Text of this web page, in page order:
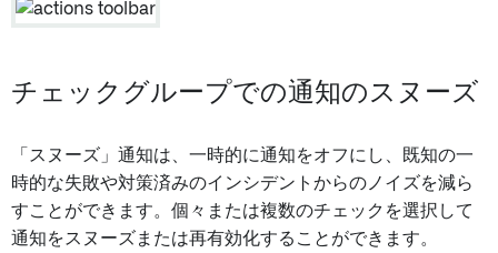
チェックグループでの通知のスヌーズ
「スヌーズ」通知は、一時的に通知をオフにし、既知の一
時的な失敗や対策済みのインシデントからのノイズを減ら
すことができます。個々または複数のチェックを選択して
通知をスヌーズまたは再有効化することができます。